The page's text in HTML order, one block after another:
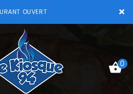
×
OUVERT
0